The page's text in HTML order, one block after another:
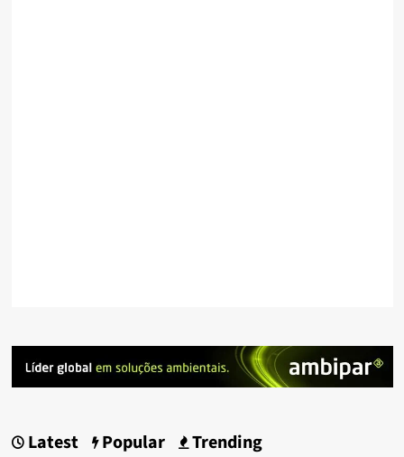
Latest Popular Trending